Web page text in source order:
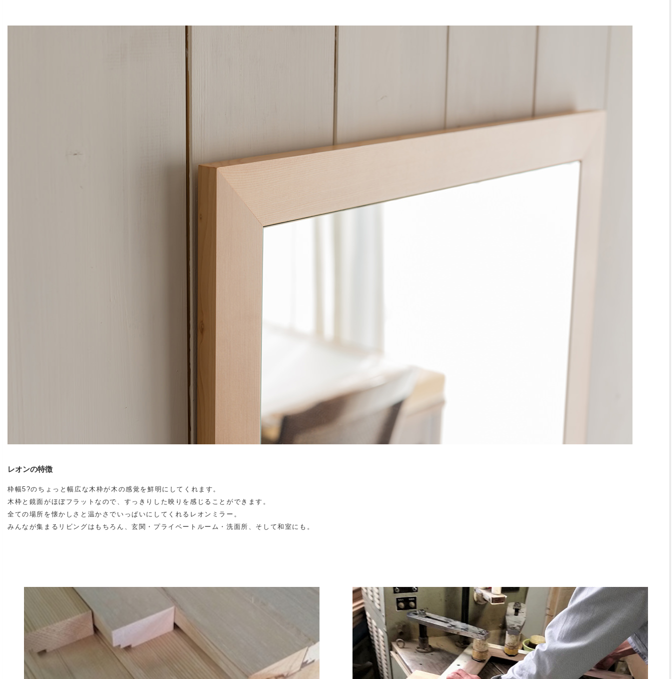
レオンの特徴
枠幅5?のちょっと幅広な木枠が木の感覚を鮮明にしてくれます。
木枠と鏡面がほぼフラットなので、すっきりした映りを感じることができます。
全ての場所を懐かしさと温かさでいっぱいにしてくれるレオンミラー。
みんなが集まるリビングはもちろん、玄関・プライベートルーム・洗面所、そして和室にも。